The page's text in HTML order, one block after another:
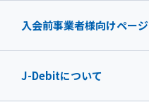
入会前事業者様向けページ
J-Debitについて